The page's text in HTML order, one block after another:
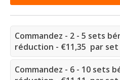
Commandez - 2 - 5 sets
réduction - €11,35 par set
Commandez - 6 - 10 sets